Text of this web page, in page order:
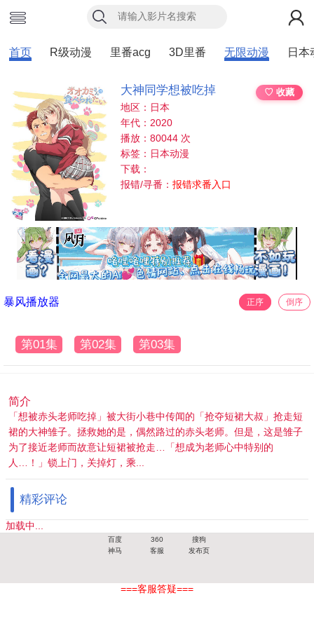
首页 R级动漫 里番acg 3D里番 无限动漫 日本
大神同学想被吃掉
♡ 收藏
地区：日本
年代：2020
播放：80044 次
标签：日本动漫
下载：
报错/寻番：报错求番入口
暴风播放器 正序 倒序
第01集 第02集 第03集
简介
「想被赤头老师吃掉」被大街小巷中传闻的「抢夺短裙大叔」抢走短
裙的大神雏子。拯救她的是，偶然路过的赤头老师。但是，这是雏子
为了接近老师而故意让短裙被抢走…「想成为老师心中特别的
人…！」锁上门，关掉灯，乘...
精彩评论
加载中...
百度 360
搜狗
神马
客服 发布页
===客服答疑===